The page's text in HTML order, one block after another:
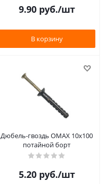
9.90руб./шт
В корзину
Дюбель-гвоздь OMAX 10х100
потайной борт
5.20руб./шт